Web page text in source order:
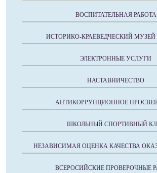
ВОСПИТАТЕЛЬНАЯ РАБОТА
ИСТОРИКО-КРАЕВЕДЧЕСКИЙ МУЗЕЙ
ЭЛЕКТРОННЫЕ УСЛУГИ
НАСТАВНИЧЕСТВО
АНТИКОРРУПЦИОННОЕ
ШКОЛЬНЫЙ СПОРТИВНЫЙ
НЕЗАВИСИМАЯ ОЦЕНКА КАЧЕСТВА
ВСЕРОСИЙСКИЕ ПРОВЕРОЧНЫЕ